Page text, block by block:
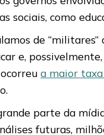
sociais, como
de “militares”
e,
a maior
parte da
futuras,